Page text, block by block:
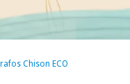
Chison ECO